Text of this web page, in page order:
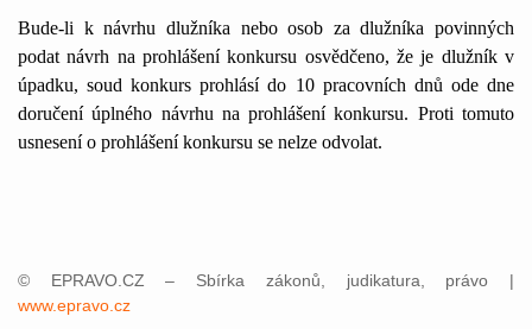
Bude-li k návrhu dlužníka nebo osob za dlužníka povinných
podat návrh na prohlášení konkursu osvědčeno, že je dlužník v
úpadku, soud konkurs prohlásí do 10 pracovních dnů ode dne
doručení úplného návrhu na prohlášení konkursu. Proti tomuto
usnesení o prohlášení konkursu se nelze odvolat.
© EPRAVO.CZ – Sbírka zákonů, judikatura, právo |
www.epravo.cz